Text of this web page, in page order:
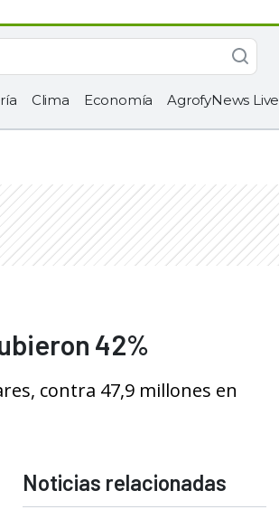
Clima Economía AgrofyNews Live
42%
contra 47,9 millones en
Noticias relacionadas